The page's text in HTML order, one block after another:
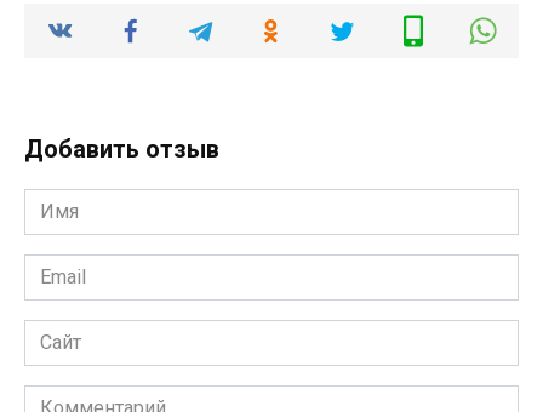
Добавить отзыв
Имя
*
Email
*
Сайт
Комментарий